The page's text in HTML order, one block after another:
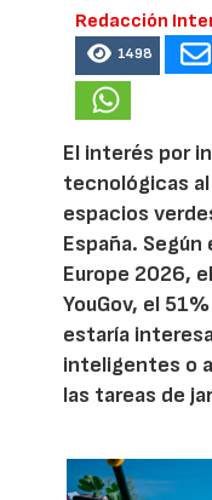
Redacción
1498
El interés por
tecnológicas
espacios
España.
Europe 2026,
YouGov, el
estaría
inteligentes o
las tareas de